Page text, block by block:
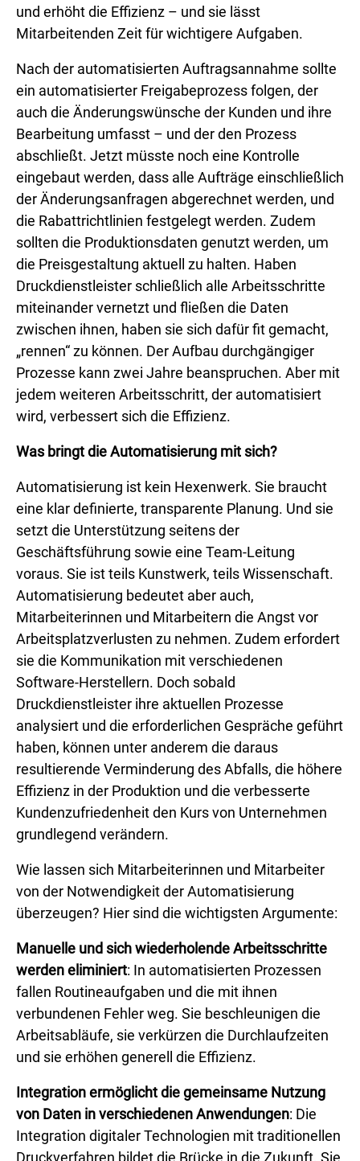
und erhöht die Effizienz – und sie lässt
Mitarbeitenden Zeit für wichtigere Aufgaben.
Nach der automatisierten Auftragsannahme sollte
ein automatisierter Freigabeprozess folgen, der
auch die Änderungswünsche der Kunden und ihre
Bearbeitung umfasst – und der den Prozess
abschließt. Jetzt müsste noch eine Kontrolle
eingebaut werden, dass alle Aufträge einschließlich
der Änderungsanfragen abgerechnet werden, und
die Rabattrichtlinien festgelegt werden. Zudem
sollten die Produktionsdaten genutzt werden, um
die Preisgestaltung aktuell zu halten. Haben
Druckdienstleister schließlich alle Arbeitsschritte
miteinander vernetzt und fließen die Daten
zwischen ihnen, haben sie sich dafür fit gemacht,
„rennen“ zu können. Der Aufbau durchgängiger
Prozesse kann zwei Jahre beanspruchen. Aber mit
jedem weiteren Arbeitsschritt, der automatisiert
wird, verbessert sich die Effizienz.
Was bringt die Automatisierung mit sich?
Automatisierung ist kein Hexenwerk. Sie braucht
eine klar definierte, transparente Planung. Und sie
setzt die Unterstützung seitens der
Geschäftsführung sowie eine Team-Leitung
voraus. Sie ist teils Kunstwerk, teils Wissenschaft.
Automatisierung bedeutet aber auch,
Mitarbeiterinnen und Mitarbeitern die Angst vor
Arbeitsplatzverlusten zu nehmen. Zudem erfordert
sie die Kommunikation mit verschiedenen
Software-Herstellern. Doch sobald
Druckdienstleister ihre aktuellen Prozesse
analysiert und die erforderlichen Gespräche geführt
haben, können unter anderem die daraus
resultierende Verminderung des Abfalls, die höhere
Effizienz in der Produktion und die verbesserte
Kundenzufriedenheit den Kurs von Unternehmen
grundlegend verändern.
Wie lassen sich Mitarbeiterinnen und Mitarbeiter
von der Notwendigkeit der Automatisierung
überzeugen? Hier sind die wichtigsten Argumente:
Manuelle und sich wiederholende Arbeitsschritte
werden eliminiert: In automatisierten Prozessen
fallen Routineaufgaben und die mit ihnen
verbundenen Fehler weg. Sie beschleunigen die
Arbeitsabläufe, sie verkürzen die Durchlaufzeiten
und sie erhöhen generell die Effizienz.
Integration ermöglicht die gemeinsame Nutzung
von Daten in verschiedenen Anwendungen: Die
Integration digitaler Technologien mit traditionellen
Druckverfahren bildet die Brücke in die Zukunft. Sie